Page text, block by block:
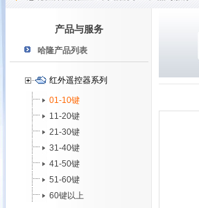
产品与服务
哈隆产品列表
红外遥控器系列
01-10键
11-20键
21-30键
31-40键
41-50键
51-60键
60键以上